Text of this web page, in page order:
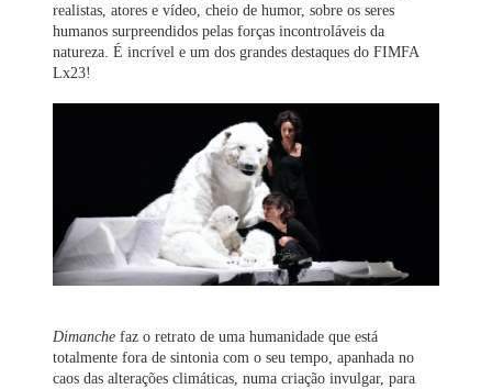
realistas, atores e vídeo, cheio de humor, sobre os seres
humanos surpreendidos pelas forças incontroláveis da
natureza. É incrível e um dos grandes destaques do FIMFA
Lx23!
Dimanchefaz o retrato de uma humanidade que está
totalmente fora de sintonia com o seu tempo, apanhada no
caos das alterações climáticas, numa criação invulgar, para